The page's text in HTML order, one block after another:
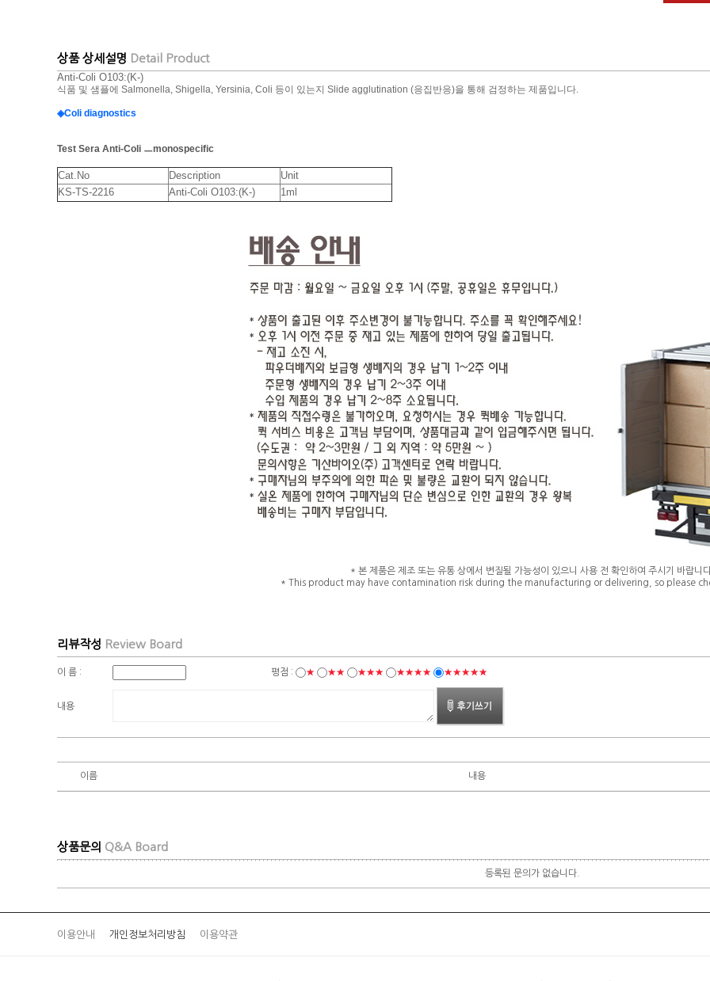
상품 상세설명 Detail Product
Anti-Coli O103:(K-)
식품 및 샘플에 Salmonella, Shigella, Yersinia, Coli 등이 있는지 Slide agglutination (응집반응)을 통해 검정하는 제품입니다.
◈Coli diagnostics
Test Sera Anti-Coli ㅡmonospecific
Cat.No Description
Unit
KS-TS-2216
Anti-Coli O103:(K-) 1ml
* 본 제품은 제조 또는 유통 상에서 변질될 가능성이 있으니 사용 전 확인하여 주시기 바랍니
* This product may have contamination risk during the manufacturing or delivering, so please
리뷰작성 Review Board
이 름 : 평점 : ★ ★★ ★★★ ★★★★ ★★★★★
내용
이름 내용
상품문의 Q&A Board
등록된 문의가 없습니다.
이용안내 개인정보처리방침 이용약관